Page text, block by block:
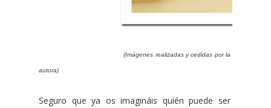
(Imágenes realizadas y cedidas por la
autora)
Seguro que ya os imagináis quién puede ser